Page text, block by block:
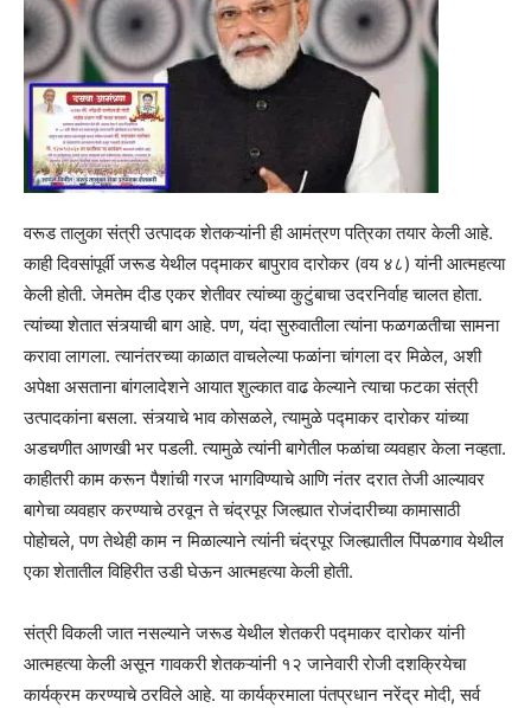
वरूड तालुका संत्री उत्‍पादक शेतकऱ्यांनी ही आमंत्रण पत्रिका तयार केली आहे.
काही दिवसांपूर्वी जरूड येथील पद्माकर बापुराव दारोकर (वय ४८) यांनी आत्‍महत्‍या
केली होती. जेमतेम दीड एकर शेतीवर त्‍यांच्‍या कुटुंबाचा उदरनिर्वाह चालत होता.
त्‍यांच्‍या शेतात संत्र्याची बाग आहे. पण, यंदा सुरुवातीला त्‍यांना फळगळतीचा सामना
करावा लागला. त्‍यानंतरच्‍या काळात वाचलेल्‍या फळांना चांगला दर मिळेल, अशी
अपेक्षा असताना बांगलादेशने आयात शुल्‍कात वाढ केल्‍याने त्‍याचा फटका संत्री
उत्‍पादकांना बसला. संत्र्याचे भाव कोसळले, त्‍यामुळे पद्माकर दारोकर यांच्‍या
अडचणीत आणखी भर पडली. त्‍यामुळे त्‍यांनी बागेतील फळांचा व्‍यवहार केला नव्‍हता.
काहीतरी काम करून पैशांची गरज भागविण्‍याचे आणि नंतर दरात तेजी आल्‍यावर
बागेचा व्‍यवहार करण्‍याचे ठरवून ते चंद्रपूर जिल्‍ह्यात रोजंदारीच्‍या कामासाठी
पोहोचले, पण तेथेही काम न मिळाल्‍याने त्‍यांनी चंद्रपूर जिल्‍ह्यातील पिंपळगाव येथील
एका शेतातील विहिरीत उडी घेऊन आत्‍महत्‍या केली होती.
संत्री विकली जात नसल्‍याने जरूड येथील शेतकरी पद्माकर दारोकर यांनी
आत्‍महत्‍या केली असून गावकरी शेतकऱ्यांनी १२ जानेवारी रोजी दशक्रियेचा
कार्यक्रम करण्‍याचे ठरविले आहे. या कार्यक्रमाला पंतप्रधान नरेंद्र मोदी, सर्व